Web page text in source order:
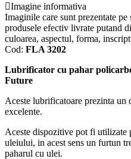
Imagine informativa
Imaginile care sunt prezentate
produsele efectiv livrate putand
culoarea, aspectul, forma,
Cod: FLA 3202
Lubrificator cu pahar
Future
Aceste lubrificatoare prezinta un
excelente.
Aceste dispozitive pot fi utilizate
uleiului, in acest sens un furtun
paharul cu ulei.